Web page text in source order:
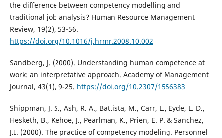
the difference between competency modelling and
traditional job analysis? Human Resource Management
Review, 19(2), 53-56.
https://doi.org/10.1016/j.hrmr.2008.10.002
Sandberg, J. (2000). Understanding human competence at
work: an interpretative approach. Academy of Management
Journal, 43(1), 9-25. https://doi.org/10.2307/1556383
Shippman, J. S., Ash, R. A., Battista, M., Carr, L., Eyde, L. D.,
Hesketh, B., Kehoe, J., Pearlman, K., Prien, E. P. & Sanchez,
J.I. (2000). The practice of competency modeling. Personnel